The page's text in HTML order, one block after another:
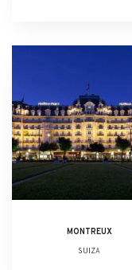
MONTREUX
SUIZA